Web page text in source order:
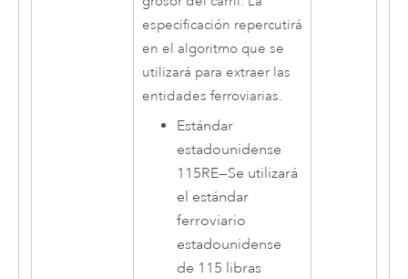
especificación repercutirá
en el algoritmo que se
utilizará para extraer las
entidades ferroviarias.
Estándar
estadounidense
115RE—Se utilizará
el estándar
ferroviario
estadounidense
de 115 libras